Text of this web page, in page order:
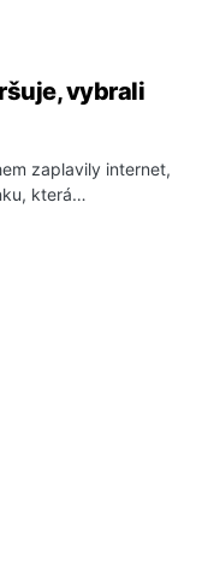
vybrali
zaplavily internet,
která…